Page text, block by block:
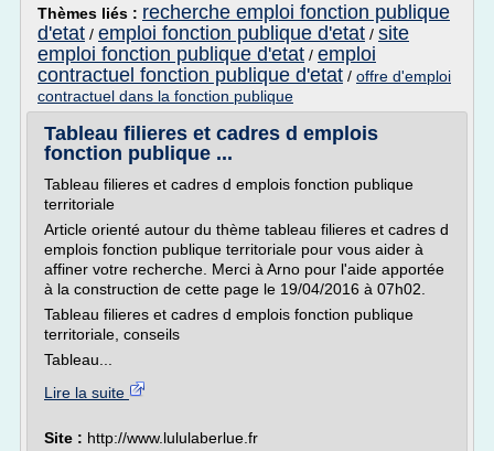
Thèmes liés : recherche emploi fonction publique
d'etat / emploi fonction publique d'etat / site
emploi fonction publique d'etat / emploi
contractuel fonction publique d'etat / offre d'emploi
contractuel dans la fonction publique
Tableau filieres et cadres d emplois
fonction publique ...
Tableau filieres et cadres d emplois fonction publique
territoriale
Article orienté autour du thème tableau filieres et cadres d
emplois fonction publique territoriale pour vous aider à
affiner votre recherche. Merci à Arno pour l'aide apportée
à la construction de cette page le 19/04/2016 à 07h02.
Tableau filieres et cadres d emplois fonction publique
territoriale, conseils
Tableau...
Lire la suite
Site : http://www.lululaberlue.fr